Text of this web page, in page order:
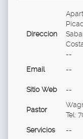
Direccion
--
Email
--
Sitio Web --
Pastor
Tel:
Servicios
--